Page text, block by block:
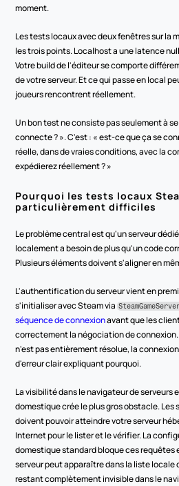
moment.
Les tests locaux avec deux fenêtres sur la
les trois points. Localhost a une latence
Votre build de l'éditeur se comporte
de votre serveur. Et ce qui passe en local
joueurs rencontrent réellement.
Un bon test ne consiste pas seulement à
connecte ? ». C'est : « est-ce que ça se
réelle, dans de vraies conditions, avec la
expédierez réellement ? »
Pourquoi les tests locaux
particulièrement difficiles
Le problème central est qu'un serveur
localement a besoin de plus qu'un code
Plusieurs éléments doivent s'aligner en
L'authentification du serveur vient en
s'initialiser avec Steam via
séquence de connexion avant que les
correctement la négociation de
n'est pas entièrement résolue, la
d'erreur clair expliquant pourquoi.
La visibilité dans le navigateur de serveurs
domestique crée le plus gros obstacle. Les
doivent pouvoir atteindre votre serveur
Internet pour le lister et le vérifier. La
domestique standard bloque ces requêtes
serveur peut apparaître dans la liste locale
restant complètement invisible dans le